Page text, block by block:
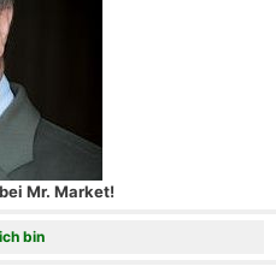
Mr. Market!
bin